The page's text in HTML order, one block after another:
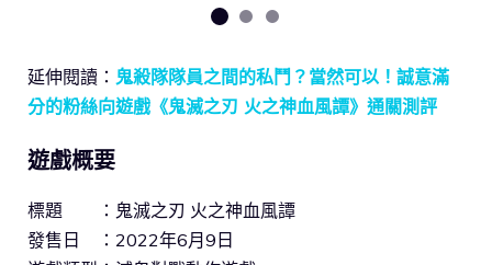
延伸閱讀： 鬼殺隊隊員之間的私鬥？當然可以！誠意滿
分的粉絲向遊戲《鬼滅之刃 火之神血風譚》通關測評
遊戲概要
標題 ：鬼滅之刃 火之神血風譚
發售日 ：2022年6月9日